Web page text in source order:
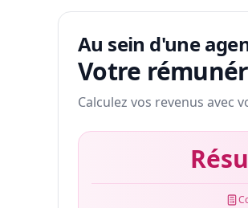
Au sein d'une
Votre
Calculez vos revenus avec